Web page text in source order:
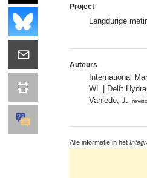
Project
Langdurige
Auteurs
International
WL | Delft
Vanlede, J. ,
Alle informatie in het